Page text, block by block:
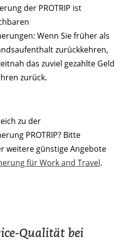
der PROTRIP ist
Wenn Sie früher als
zurückkehren,
das zuviel gezahlte Geld
zurück.
zu der
PROTRIP? Bitte
weitere günstige Angebote
für Work and Travel.
Qualität bei